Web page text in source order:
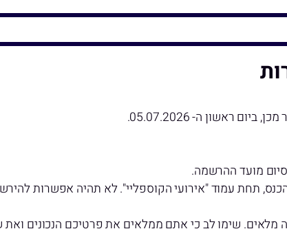
מועד ההרשמה.
תחת עמוד "אירועי הקוספליי". לא תהיה אפשרות
שימו לב כי אתם ממלאים את פרטיכם הנכונים ואת